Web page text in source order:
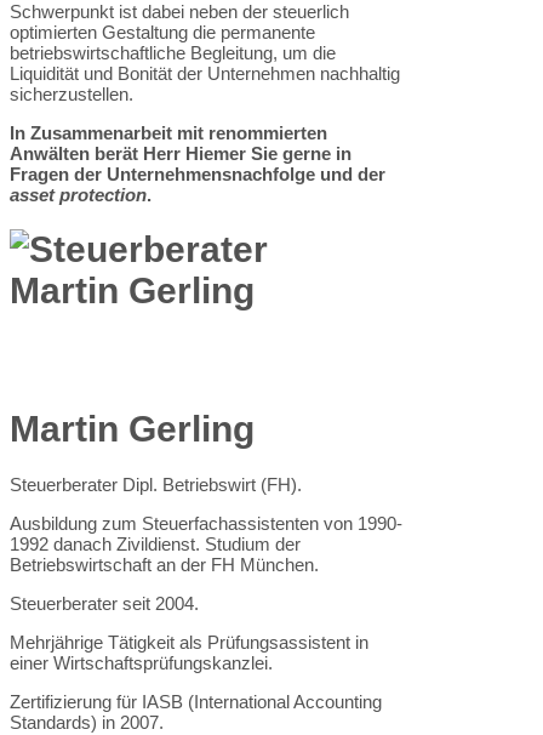
Schwerpunkt ist dabei neben der steuerlich
optimierten Gestaltung die permanente
betriebswirtschaftliche Begleitung, um die
Liquidität und Bonität der Unternehmen nachhaltig
sicherzustellen.
In Zusammenarbeit mit renommierten
Anwälten berät Herr Hiemer Sie gerne in
Fragen der Unternehmensnachfolge und der
asset protection.
Martin Gerling
Steuerberater Dipl. Betriebswirt (FH).
Ausbildung zum Steuerfachassistenten von 1990-
1992 danach Zivildienst. Studium der
Betriebswirtschaft an der FH München.
Steuerberater seit 2004.
Mehrjährige Tätigkeit als Prüfungsassistent in
einer Wirtschaftsprüfungskanzlei.
Zertifizierung für IASB (International Accounting
Standards) in 2007.